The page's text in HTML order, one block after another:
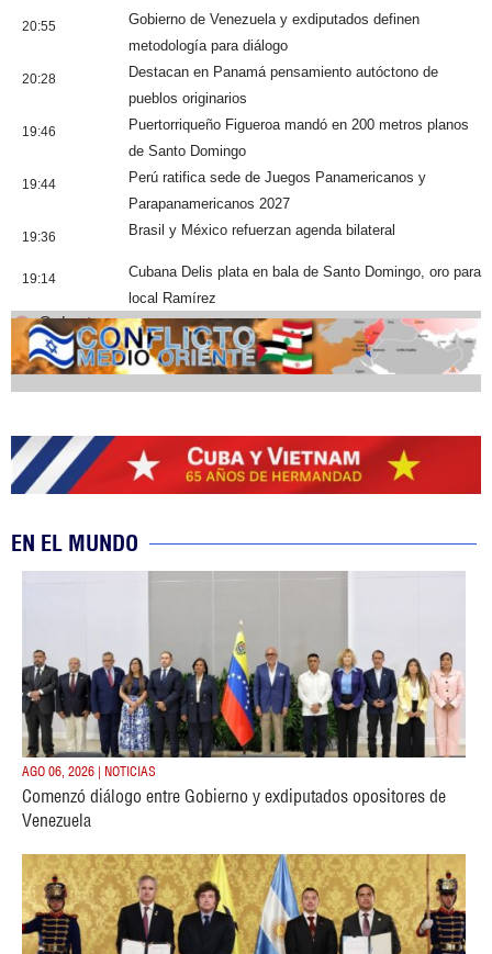
20:55
Gobierno de Venezuela y exdiputados definen
metodología para diálogo
20:28
Destacan en Panamá pensamiento autóctono de
pueblos originarios
19:46
Puertorriqueño Figueroa mandó en 200 metros planos
de Santo Domingo
19:44
Perú ratifica sede de Juegos Panamericanos y
Parapanamericanos 2027
19:36 Brasil y México refuerzan agenda bilateral
19:14
Cubana Delis plata en bala de Santo Domingo, oro para
local Ramírez
Cobertura
EN EL MUNDO
AGO 06, 2026 | NOTICIAS
Comenzó diálogo entre Gobierno y exdiputados opositores de
Venezuela